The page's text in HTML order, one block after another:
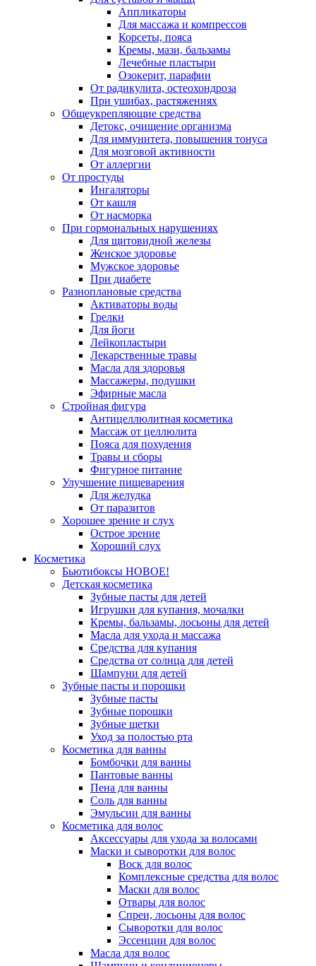
Аппликаторы
Для массажа и компрессов
Корсеты, пояса
Кремы, мази, бальзамы
Лечебные пластыри
Озокерит, парафин
От радикулита, остеохондроза
При ушибах, растяжениях
Общеукрепляющие средства
Детокс, очищение организма
Для иммунитета, повышения тонуса
Для мозговой активности
От аллергии
От простуды
Ингаляторы
От кашля
От насморка
При гормональных нарушениях
Для щитовидной железы
Женское здоровье
Мужское здоровье
При диабете
Разноплановые средства
Активаторы воды
Грелки
Для йоги
Лейкопластыри
Лекарственные травы
Масла для здоровья
Массажеры, подушки
Эфирные масла
Стройная фигура
Антицеллюлитная косметика
Массаж от целлюлита
Пояса для похудения
Травы и сборы
Фигурное питание
Улучшение пищеварения
Для желудка
От паразитов
Хорошее зрение и слух
Острое зрение
Хороший слух
Косметика
Бьютибоксы НОВОЕ!
Детская косметика
Зубные пасты для детей
Игрушки для купания, мочалки
Кремы, бальзамы, лосьоны для детей
Масла для ухода и массажа
Средства для купания
Средства от солнца для детей
Шампуни для детей
Зубные пасты и порошки
Зубные пасты
Зубные порошки
Зубные щетки
Уход за полостью рта
Косметика для ванны
Бомбочки для ванны
Пантовые ванны
Пена для ванны
Соль для ванны
Эмульсии для ванны
Косметика для волос
Аксессуары для ухода за волосами
Маски и сыворотки для волос
Воск для волос
Комплексные средства для волос
Маски для волос
Отвары для волос
Спреи, лосьоны для волос
Сыворотки для волос
Эссенции для волос
Масла для волос